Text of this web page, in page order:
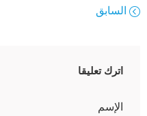
السابق
اترك تعليقا
الإسم